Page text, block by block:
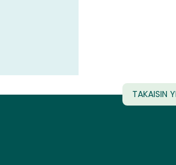
TAKAISIN